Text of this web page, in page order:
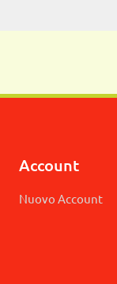
Account
Nuovo Account